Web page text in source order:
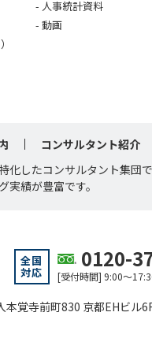
人事統計資料
動画
コンサルタント紹介
化したコンサルタント集団
績が豊富です。
全国
対応
0120-
[受付時間] 9:00～
覚寺前町830 京都EHビル